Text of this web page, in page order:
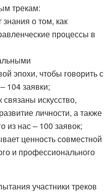
трекам:
о том, как
процессы в
эпохи, чтобы говорить с
104 заявки;
связаны искусство,
личности, а также
из нас – 100 заявок;
ценность совместной
и профессионального
участники треков